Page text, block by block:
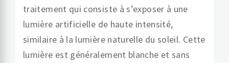
traitement qui consiste à s’exposer à une
lumière artificielle de haute intensité,
similaire à la lumière naturelle du soleil. Cette
lumière est généralement blanche et sans